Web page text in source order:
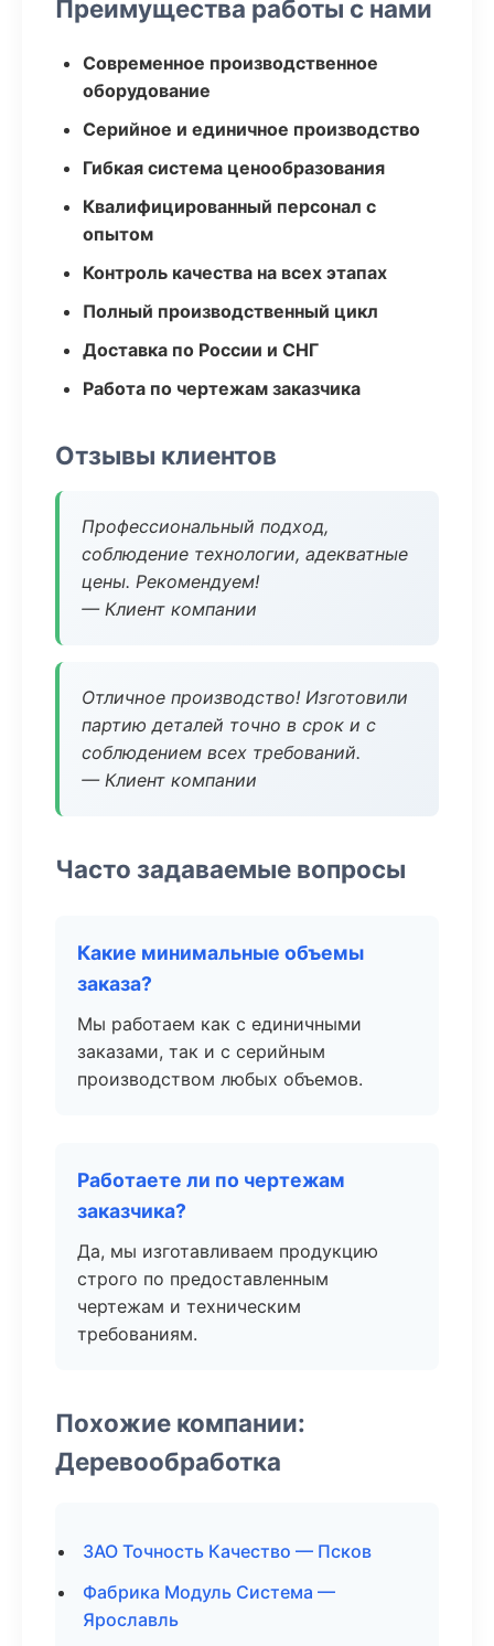
Преимущества работы с нами
Современное производственное
оборудование
Серийное и единичное производство
Гибкая система ценообразования
Квалифицированный персонал с
опытом
Контроль качества на всех этапах
Полный производственный цикл
Доставка по России и СНГ
Работа по чертежам заказчика
Отзывы клиентов
Профессиональный подход,
соблюдение технологии, адекватные
цены. Рекомендуем!
— Клиент компании
Отличное производство! Изготовили
партию деталей точно в срок и с
соблюдением всех требований.
— Клиент компании
Часто задаваемые вопросы
Какие минимальные объемы
заказа?
Мы работаем как с единичными
заказами, так и с серийным
производством любых объемов.
Работаете ли по чертежам
заказчика?
Да, мы изготавливаем продукцию
строго по предоставленным
чертежам и техническим
требованиям.
Похожие компании:
Деревообработка
ЗАО Точность Качество — Псков
Фабрика Модуль Система —
Ярославль